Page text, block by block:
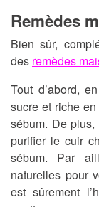
Remèdes
Bien sûr,
des remèdes
Tout d’abord,
sucre et riche
sébum. De plus,
purifier le cuir
sébum. Par
naturelles pour
est sûrement